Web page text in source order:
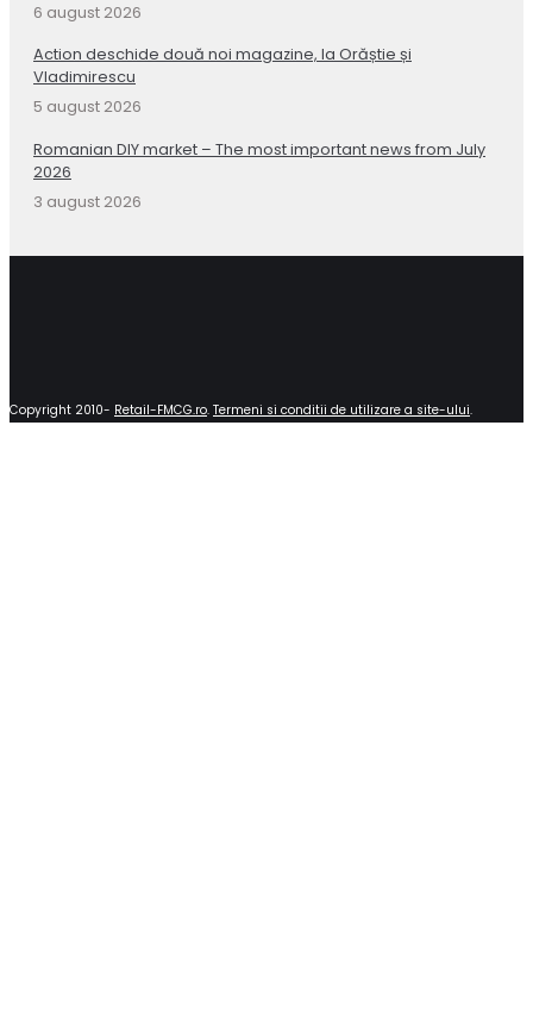
6 august 2026
Action deschide două noi magazine, la Orăștie și
Vladimirescu
5 august 2026
Romanian DIY market – The most important news from July
2026
3 august 2026
Copyright 2010- Retail-FMCG.ro. Termeni si conditii de utilizare a site-ului.